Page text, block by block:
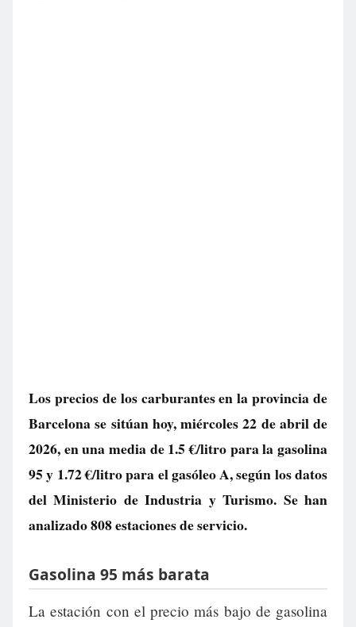
Los precios de los carburantes en la provincia de
Barcelona se sitúan hoy, miércoles 22 de abril de
2026, en una media de1.5 €/litropara la gasolina
95 y 1.72 €/litropara el gasóleo A, según los datos
del Ministerio de Industria y Turismo. Se han
analizado 808 estaciones de servicio.
Gasolina 95 más barata
La estación con el precio más bajo de gasolina